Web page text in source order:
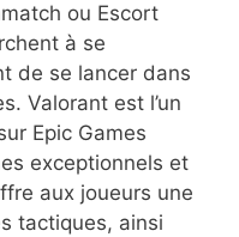
ou Escort
à se
de se lancer dans
Valorant est l’un
Epic Games
exceptionnels et
aux joueurs une
tactiques, ainsi